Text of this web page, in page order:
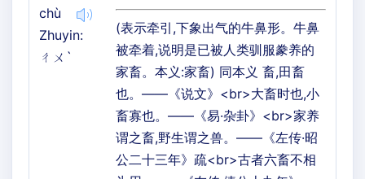
chù
Zhuyin:
ㄔㄨˋ
(表示牵引,下象出气的牛鼻形。牛鼻
被牵着,说明是已被人类驯服豢养的
家畜。本义:家畜) 同本义 畜,田畜
也。——《说文》<br>大畜时也,小
畜寡也。——《易·杂卦》<br>家养
谓之畜,野生谓之兽。——《左传·昭
公二十三年》疏<br>古者六畜不相